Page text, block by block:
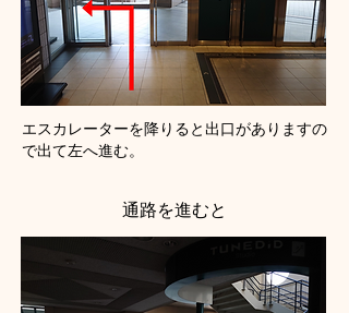
エスカレーターを降りると出口がありますの
で出て左へ進む。
通路を進むと